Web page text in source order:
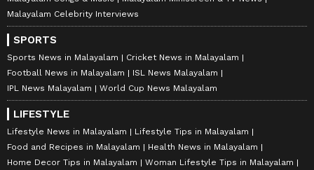
Malayalam Celebrity Interviews
SPORTS
Sports News in Malayalam
Cricket News in Malayalam
Football News in Malayalam
ISL News Malayalam
IPL News Malayalam
World Cup News Malayalam
LIFESTYLE
Lifestyle News in Malayalam
Lifestyle Tips in Malayalam
Food and Recipes in Malayalam
Health News in Malayalam
Home Decor Tips in Malayalam
Woman Lifestyle Tips in Malayalam